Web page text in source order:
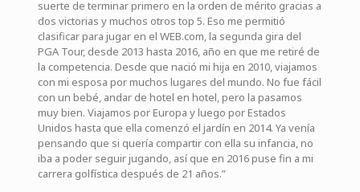
suerte de terminar primero en la orden de mérito gracias a
dos victorias y muchos otros top 5. Eso me permitió
clasificar para jugar en el WEB.com, la segunda gira del
PGA Tour, desde 2013 hasta 2016, año en que me retiré de
la competencia. Desde que nació mi hija en 2010, viajamos
con mi esposa por muchos lugares del mundo. No fue fácil
con un bebé, andar de hotel en hotel, pero la pasamos
muy bien. Viajamos por Europa y luego por Estados
Unidos hasta que ella comenzó el jardín en 2014. Ya venía
pensando que si quería compartir con ella su infancia, no
iba a poder seguir jugando, así que en 2016 puse fin a mi
carrera golfística después de 21 años.”